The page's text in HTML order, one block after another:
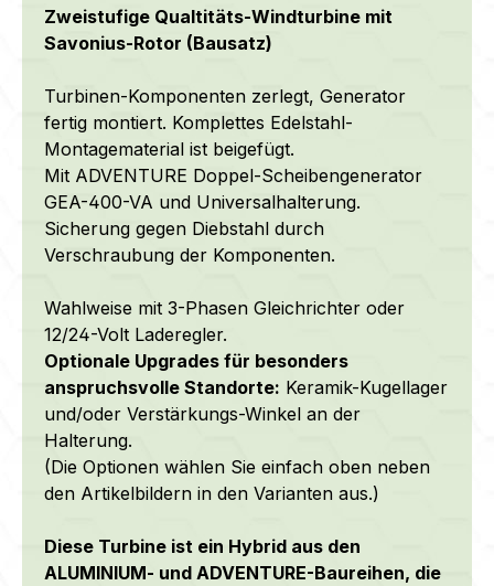
Zweistufige Qualtitäts-Windturbine mit
Savonius-Rotor (Bausatz)
Turbinen-Komponenten zerlegt, Generator
fertig montiert. Komplettes Edelstahl-
Montagematerial ist beigefügt.
Mit ADVENTURE Doppel-Scheibengenerator
GEA-400-VA und Universalhalterung.
Sicherung gegen Diebstahl durch
Verschraubung der Komponenten.
Wahlweise mit 3-Phasen Gleichrichter oder
12/24-Volt Laderegler.
Optionale Upgrades für besonders
anspruchsvolle Standorte: Keramik-Kugellager
und/oder Verstärkungs-Winkel an der
Halterung.
(Die Optionen wählen Sie einfach oben neben
den Artikelbildern in den Varianten aus.)
Diese Turbine ist ein Hybrid aus den
ALUMINIUM- und ADVENTURE-Baureihen, die